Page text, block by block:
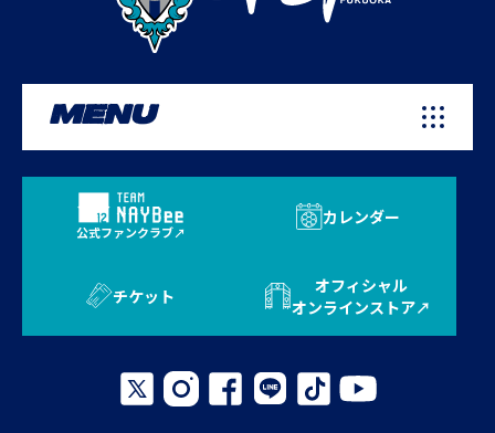
MENU
公式ファンクラブ
カレンダー
チケット
オフィシャル
オンラインストア